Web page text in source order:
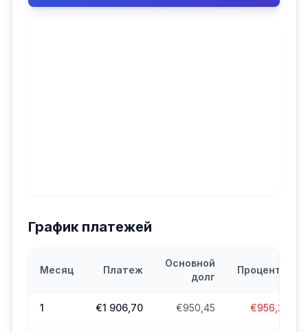
График платежей
Месяц Платеж
Основной
долг
Проценты
1 €1 906,70 €950,45 €956,25